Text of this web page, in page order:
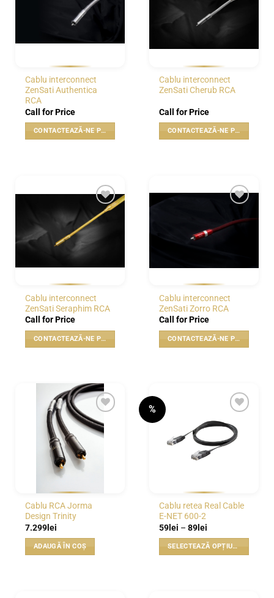
Cablu interconnect
ZenSati Authentica
RCA
Call for Price
CONTACTEAZĂ-NE PENTRU PREȚ
Cablu interconnect
ZenSati Cherub RCA
Call for Price
CONTACTEAZĂ-NE PENTRU PREȚ
WISHLIST
Cablu interconnect
ZenSati Seraphim RCA
Call for Price
CONTACTEAZĂ-NE PENTRU PREȚ
Cablu interconnect
ZenSati Zorro RCA
Call for Price
CONTACTEAZĂ-NE PENTRU PREȚ
WISHLIST
Cablu RCA Jorma
Design Trinity
7.299lei
ADAUGĂ ÎN COȘ
%
WISHLIST
Cablu retea Real Cable
E-NET 600-2
59lei – 89lei
prețuri:
59lei
până
SELECTEAZĂ OPȚIUNILE